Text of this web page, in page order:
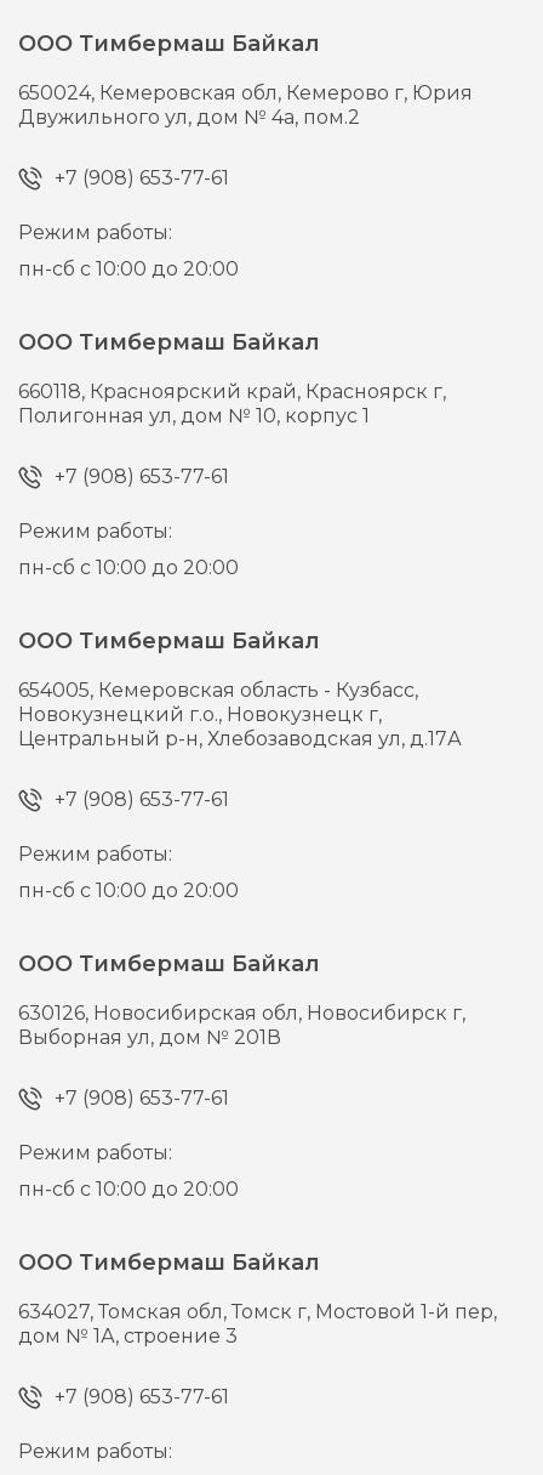
ООО Тимбермаш Байкал
650024, Кемеровская обл, Кемерово г, Юрия
Двужильного ул, дом № 4а, пом.2
+7 (908) 653-77-61
Режим работы:
пн-сб с 10:00 до 20:00
ООО Тимбермаш Байкал
660118, Красноярский край, Красноярск г,
Полигонная ул, дом № 10, корпус 1
+7 (908) 653-77-61
Режим работы:
пн-сб с 10:00 до 20:00
ООО Тимбермаш Байкал
654005, Кемеровская область - Кузбасс,
Новокузнецкий г.о., Новокузнецк г,
Центральный р-н, Хлебозаводская ул, д.17А
+7 (908) 653-77-61
Режим работы:
пн-сб с 10:00 до 20:00
ООО Тимбермаш Байкал
630126, Новосибирская обл, Новосибирск г,
Выборная ул, дом № 201В
+7 (908) 653-77-61
Режим работы:
пн-сб с 10:00 до 20:00
ООО Тимбермаш Байкал
634027,Томская обл, Томск г, Мостовой 1-й пер,
дом № 1А, строение 3
+7 (908) 653-77-61
Режим работы: